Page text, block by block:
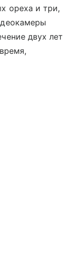
ореха и три,
двух лет